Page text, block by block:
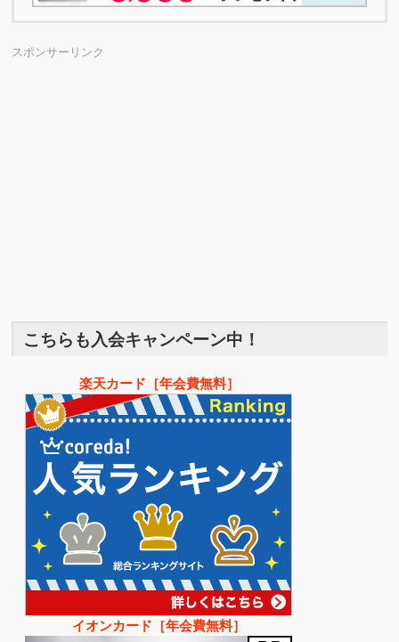
スポンサーリンク
こちらも入会キャンペーン中！
楽天カード［年会費無料］
イオンカード［年会費無料］